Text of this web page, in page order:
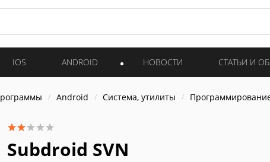
IOS ANDROID НОВОСТИ СТАТЬИ И
Android Система, утилиты
Subdroid SVN